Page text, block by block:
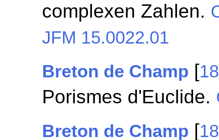
complexen Zahlen.
JFM 15.0022.01
Breton de Champ [
Porismes d'Euclide.
Breton de Champ [